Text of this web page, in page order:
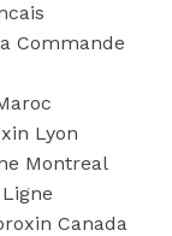
Commande
Lyon
Montreal
Canada